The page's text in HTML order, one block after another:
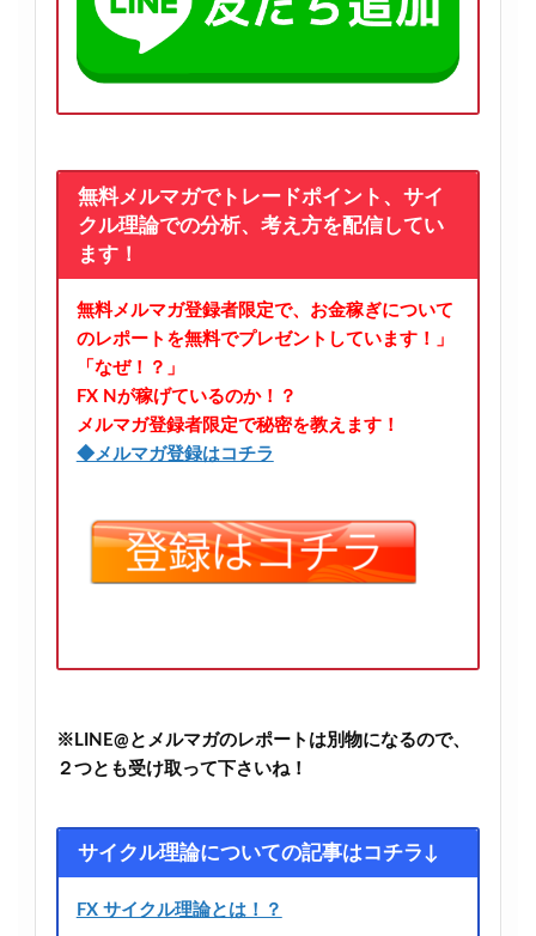
無料メルマガでトレードポイント、サイ
クル理論での分析、考え方を配信してい
ます！
無料メルマガ登録者限定で、お金稼ぎについて
のレポートを無料でプレゼントしています！」
「なぜ！？」
FX Nが稼げているのか！？
メルマガ登録者限定で秘密を教えます！
◆メルマガ登録はコチラ
※LINE@とメルマガのレポートは別物になるので、
２つとも受け取って下さいね！
サイクル理論についての記事はコチラ↓
FX サイクル理論とは！？